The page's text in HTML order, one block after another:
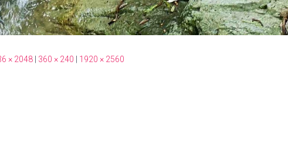
× 2048 360 × 240 1920 × 2560